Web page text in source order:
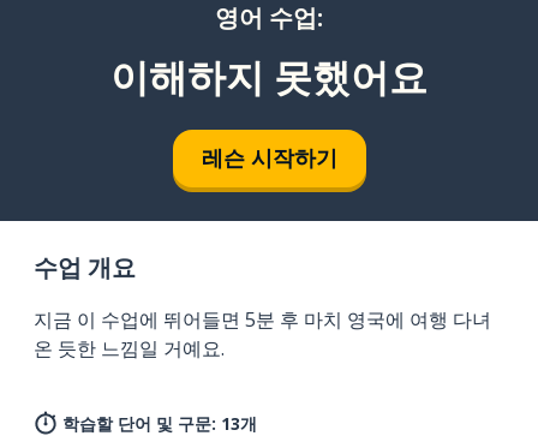
영어 수업:
이해하지 못했어요
레슨 시작하기
수업 개요
지금 이 수업에 뛰어들면 5분 후 마치 영국에 여행 다녀
온 듯한 느낌일 거예요.
학습할 단어 및 구문: 13개